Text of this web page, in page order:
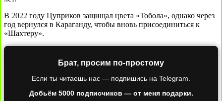
В 2022 году Цуприков защищал цвета «Тобола», однако через
год вернулся в Караганду, чтобы вновь присоединиться к
«Шахтеру».
Брат, просим по-простому
Если ты читаешь нас — подпишись на Telegram.
Добьём 5000 подписчиков — от меня подарки.